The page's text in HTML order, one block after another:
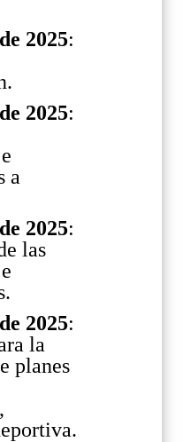
2025:
2025:
a
2025:
las
2025:
la
planes